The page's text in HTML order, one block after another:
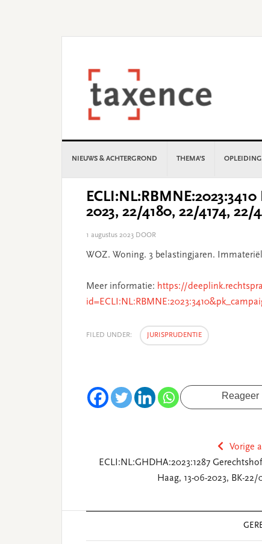
NIEUWS & ACHTERGROND THEMA’S
2023, 22/4180, 22/4174, 22/
1 augustus 2023 DOOR
WOZ. Woning. 3 belastingjaren.
Meer informatie: https://
FILED UNDER: JURISPRUDENTIE
Reageer
Vorige
ECLI:NL:GHDHA:2023:1287
Haag, 13-06-2023, BK-22/